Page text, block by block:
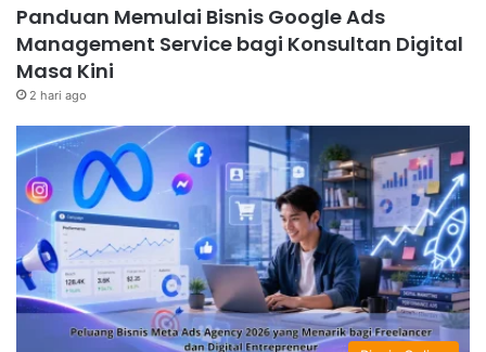
Panduan Memulai Bisnis Google Ads
Management Service bagi Konsultan Digital
Masa Kini
2 hari ago